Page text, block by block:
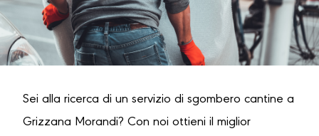
Sei alla ricerca di un servizio di sgombero cantine a
Grizzana Morandi? Con noi ottieni il miglior